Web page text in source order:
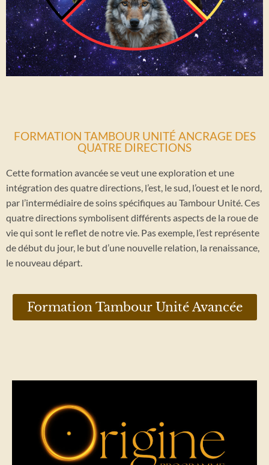
FORMATION TAMBOUR UNITÉ ANCRAGE DES
QUATRE DIRECTIONS
Cette formation avancée se veut une exploration et une
intégration des quatre directions, l’est, le sud, l’ouest et le nord,
par l’intermédiaire de soins spécifiques au Tambour Unité. Ces
quatre directions symbolisent différents aspects de la roue de
vie qui sont le reflet de notre vie. Pas exemple, l’est représente
de début du jour, le but d’une nouvelle relation, la renaissance,
le nouveau départ.
Formation Tambour Unité Avancée